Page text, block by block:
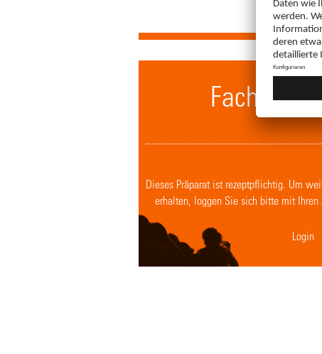
Fachkreis
Dieses Präparat ist rezeptpflichtig. Um
erhalten, loggen Sie sich bitte mit Ihren
Login